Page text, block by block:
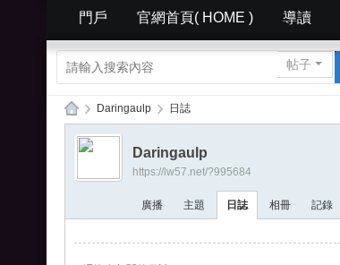
門戶 官網首頁( HOME ) 導讀
簡體中文版（ Simplified） 相冊
帖子
列
的
› Daringaulp › 日誌
Daringaulp
https://lw57.net/?995684
廣播 主題 日誌 相冊 記錄